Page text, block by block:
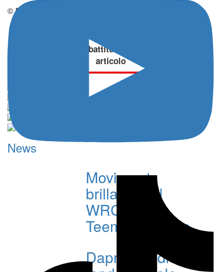
© Riproduzione Riservata
Partecipa al dibattito:
articolo
News
Movisport
brillante nel
WRC2 con
Teemu Suninen
Daprà: “Podio